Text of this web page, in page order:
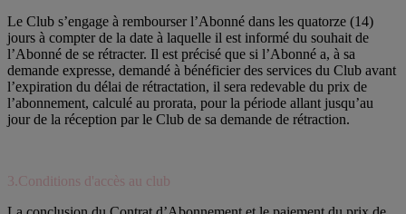
Le Club s’engage à rembourser l’Abonné dans les quatorze (14)
jours à compter de la date à laquelle il est informé du souhait de
l’Abonné de se rétracter. Il est précisé que si l’Abonné a, à sa
demande expresse, demandé à bénéficier des services du Club avant
l’expiration du délai de rétractation, il sera redevable du prix de
l’abonnement, calculé au prorata, pour la période allant jusqu’au
jour de la réception par le Club de sa demande de rétraction.
3.Conditions d'accès au club